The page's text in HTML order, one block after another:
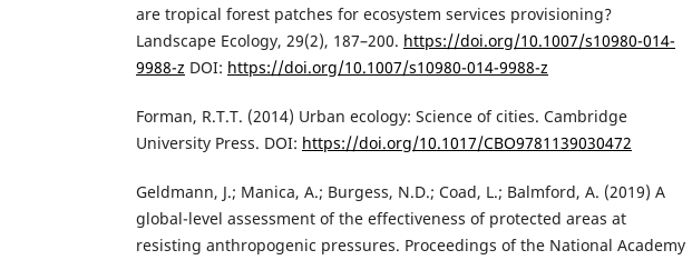
are tropical forest patches for ecosystem services provisioning?
Landscape Ecology, 29(2), 187–200. https://doi.org/10.1007/s10980-014-
9988-z DOI: https://doi.org/10.1007/s10980-014-9988-z
Forman, R.T.T. (2014) Urban ecology: Science of cities. Cambridge
University Press. DOI: https://doi.org/10.1017/CBO9781139030472
Geldmann, J.; Manica, A.; Burgess, N.D.; Coad, L.; Balmford, A. (2019) A
global-level assessment of the effectiveness of protected areas at
resisting anthropogenic pressures. Proceedings of the National Academy